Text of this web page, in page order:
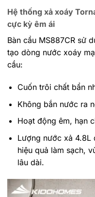
Hệ thống xả xoáy
cực kỳ êm ái
Bàn cầu MS887CR sử
tạo dòng nước xoáy
cầu:
Cuốn trôi chất bẩn
Không bắn nước ra
Hoạt động êm, hạn
Lượng nước xả
hiệu quả làm sạch,
lâu dài.